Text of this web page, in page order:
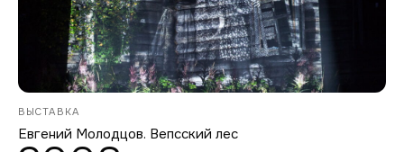
ВЫСТАВКА
Евгений Молодцов. Вепсский лес